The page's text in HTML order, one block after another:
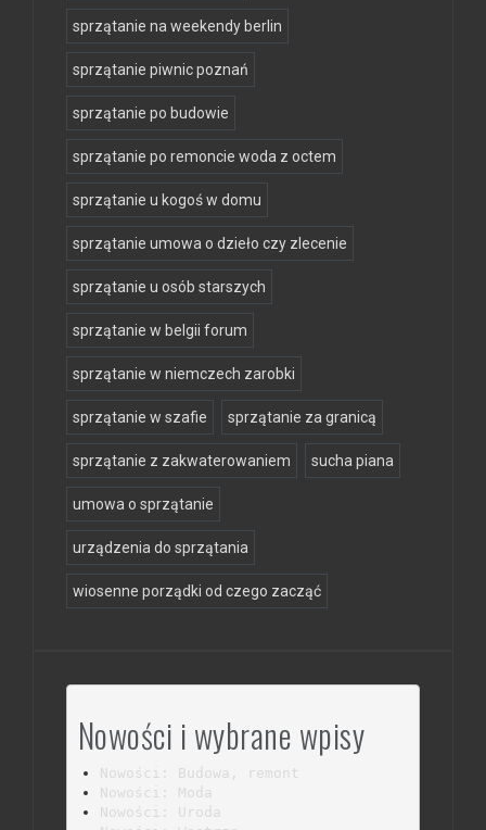
sprzątanie na weekendy berlin
sprzątanie piwnic poznań
sprzątanie po budowie
sprzątanie po remoncie woda z octem
sprzątanie u kogoś w domu
sprzątanie umowa o dzieło czy zlecenie
sprzątanie u osób starszych
sprzątanie w belgii forum
sprzątanie w niemczech zarobki
sprzątanie w szafie sprzątanie za granicą
sprzątanie z zakwaterowaniem sucha piana
umowa o sprzątanie
urządzenia do sprzątania
wiosenne porządki od czego zacząć
Nowości i wybrane wpisy
Nowości: Budowa, remont
Nowości: Moda
Nowości: Uroda